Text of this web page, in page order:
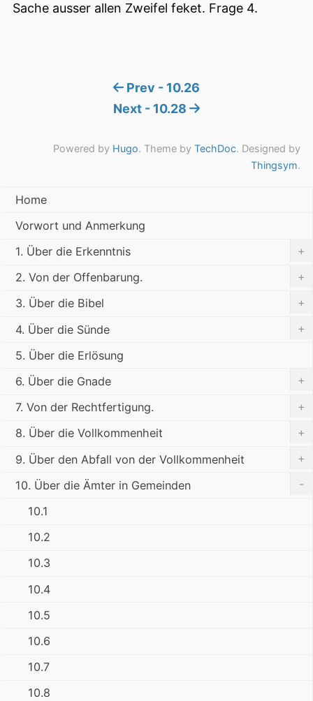
Sache ausser allen Zweifel feket. Frage 4.
Prev - 10.26
Next - 10.28
Powered by Hugo. Theme by TechDoc. Designed by
Thingsym.
Home
Vorwort und Anmerkung
1. Über die Erkenntnis
+
2. Von der Offenbarung.
+
3. Über die Bibel
+
4. Über die Sünde
+
5. Über die Erlösung
6. Über die Gnade
+
7. Von der Rechtfertigung.
+
8. Über die Vollkommenheit
+
9. Über den Abfall von der Vollkommenheit
+
10. Über die Ämter in Gemeinden
-
10.1
10.2
10.3
10.4
10.5
10.6
10.7
10.8